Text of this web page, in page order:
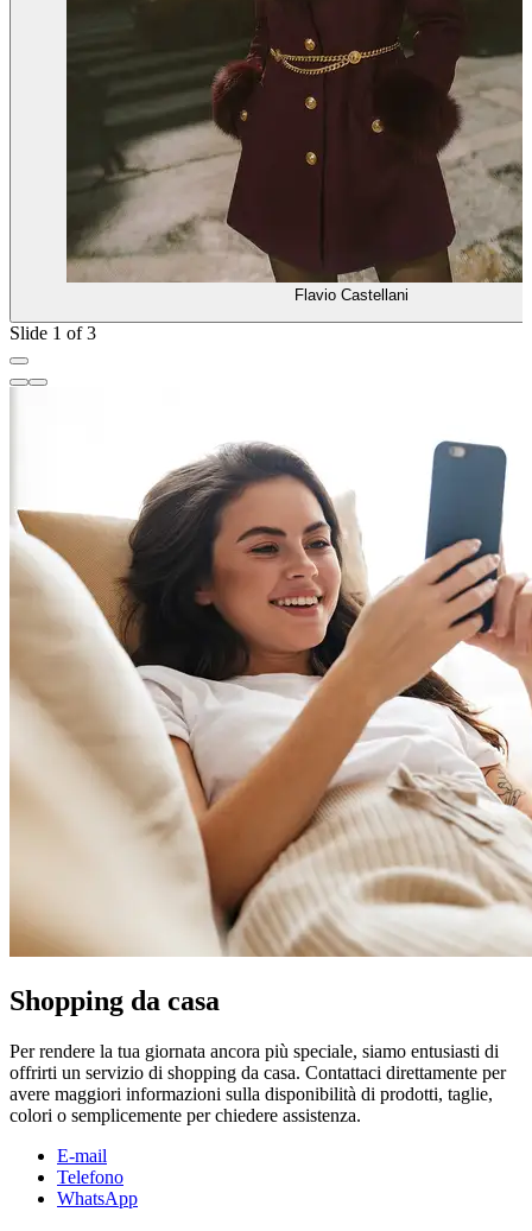
Flavio Castellani
Slide 1 of 3
Shopping da casa
Per rendere la tua giornata ancora più speciale, siamo entusiasti di
offrirti un servizio di shopping da casa. Contattaci direttamente per
avere maggiori informazioni sulla disponibilità di prodotti, taglie,
colori o semplicemente per chiedere assistenza.
E-mail
Telefono
WhatsApp